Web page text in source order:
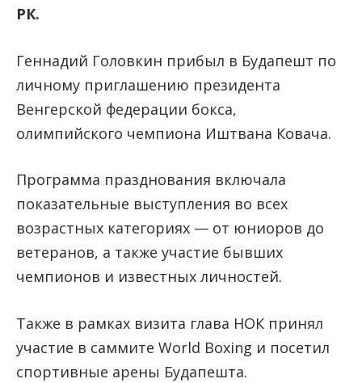
РК.
Геннадий Головкин прибыл в Будапешт по
личному приглашению президента
Венгерской федерации бокса,
олимпийского чемпиона Иштвана Ковача.
Программа празднования включала
показательные выступления во всех
возрастных категориях — от юниоров до
ветеранов, а также участие бывших
чемпионов и известных личностей.
Также в рамках визита глава НОК принял
участие в саммите World Boxing и посетил
спортивные арены Будапешта.